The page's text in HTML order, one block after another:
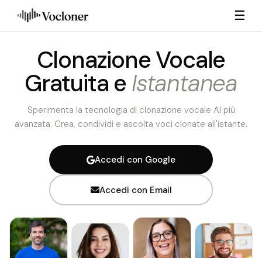
☰
Clonazione Vocale
Gratuita e Istantanea
Sperimenta la tecnologia di clonazione vocale AI più
avanzata. Crea, condividi e ascolta voci clonate all'istante.
Accedi con Google
Accedi con Email